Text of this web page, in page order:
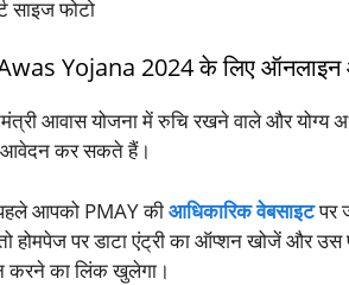
साइज फोटो
Yojana 2024 के लिए ऑनलाइन
आवास योजना में रुचि रखने वाले और योग्य
आवेदन कर सकते हैं।
आपको PMAY कीआधिकारिक वेबसाइटपर
होमपेज पर डाटा एंट्री का ऑप्शन खोजें और
का लिंक खुलेगा।